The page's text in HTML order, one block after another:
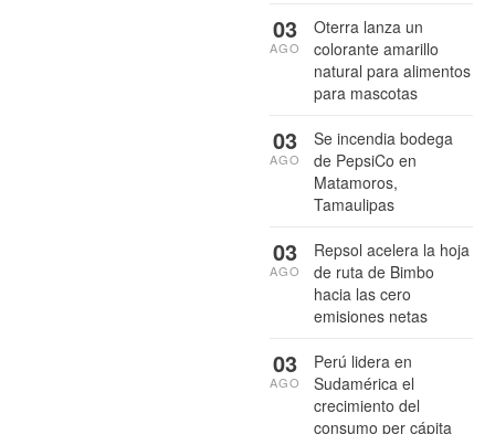
Oterra lanza un
colorante amarillo
natural para alimentos
para mascotas
03
AGO
Se incendia bodega
de PepsiCo en
Matamoros,
Tamaulipas
03
AGO
Repsol acelera la hoja
de ruta de Bimbo
hacia las cero
emisiones netas
03
AGO
Perú lidera en
Sudamérica el
crecimiento del
consumo per cápita
03
AGO